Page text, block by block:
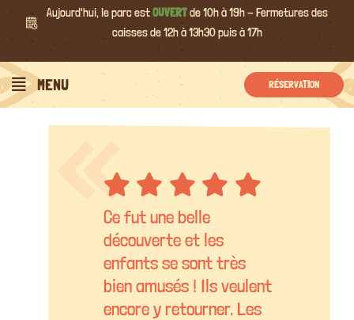
Aujourd'hui, le parc estOUVERTde 10h à 19h - Fermetures des
caisses de 12h à 13h30 puis à 17h
MENU RÉSERVATION
Ce fut une belle
découverte et les
enfants se sont très
bien amusés ! Ils veulent
encore y retourner. Les